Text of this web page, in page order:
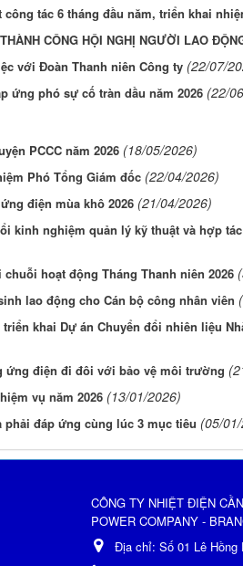
tác 6 tháng đầu năm, triển khai
CÔNG HỘI NGHỊ NGƯỜI LAO
với Đoàn Thanh niên Công ty (22/07/
ứng phó sự cố tràn dầu năm 2026 (22/
PCCC năm 2026 (18/05/2026)
Phó Tổng Giám đốc (22/04/2026)
điện mùa khô 2026 (21/04/2026)
kinh nghiệm quản lý kỹ thuật và hợp
hoạt động Tháng Thanh niên 2026
lao động cho Cán bộ công nhân viên
khai Dự án Chuyển đổi nhiên liệu
ứng điện đi đôi với bảo vệ môi trường
vụ năm 2026 (13/01/2026)
đáp ứng cùng lúc 3 mục tiêu (05/
CÔNG TY NHIỆT ĐIỆN
POWER COMPANY -
Địa chỉ:Số 01 Lê